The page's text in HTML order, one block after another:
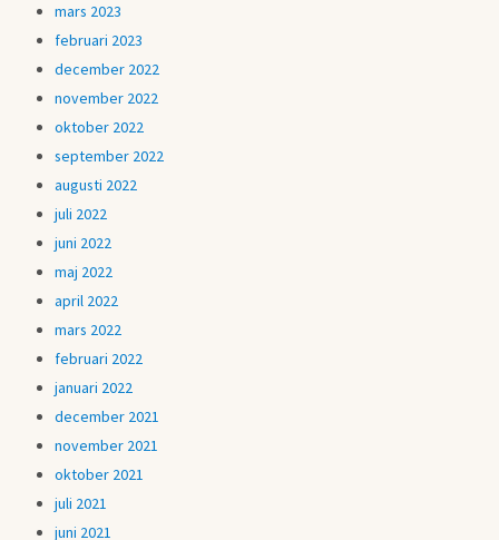
mars 2023
februari 2023
december 2022
november 2022
oktober 2022
september 2022
augusti 2022
juli 2022
juni 2022
maj 2022
april 2022
mars 2022
februari 2022
januari 2022
december 2021
november 2021
oktober 2021
juli 2021
juni 2021